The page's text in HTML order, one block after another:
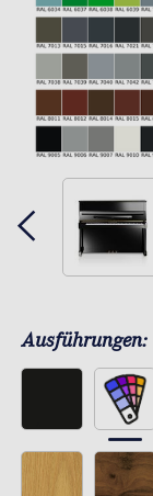
Ausführungen: